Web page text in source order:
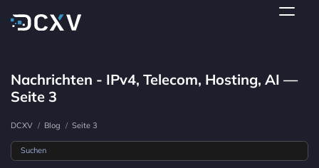
Nachrichten - IPv4, Telecom, Hosting, AI —
Seite 3
DCXV / Blog / Seite 3